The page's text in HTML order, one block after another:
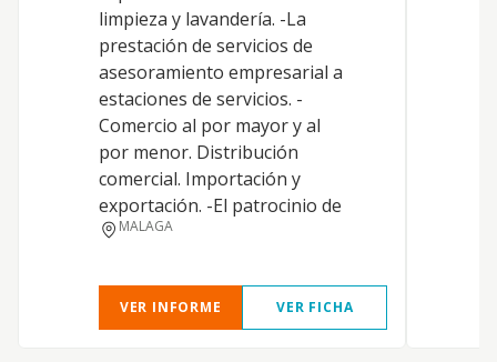
limpieza y lavandería. -La
prestación de servicios de
asesoramiento empresarial a
estaciones de servicios. -
Comercio al por mayor y al
por menor. Distribución
comercial. Importación y
exportación. -El patrocinio de
MALAGA
VER INFORME VER FICHA